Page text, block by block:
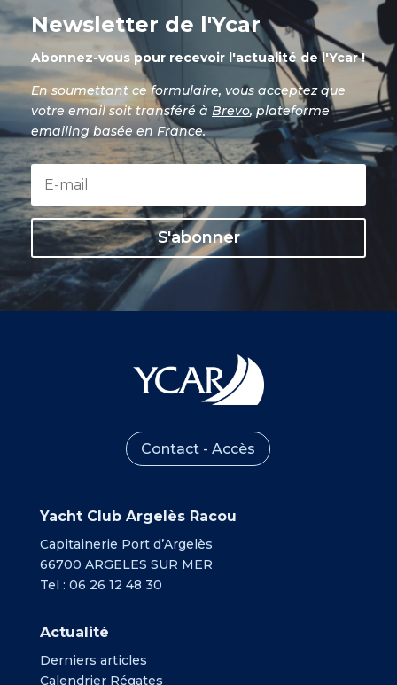
Newsletter de l'Ycar
Abonnez-vous pour recevoir l'actualité de l'Ycar !
En soumettant ce formulaire, vous acceptez que
votre email soit transféré à Brevo, plateforme
emailing basée en France.
S'abonner
Contact - Accès
Yacht Club Argelès Racou
Capitainerie Port d’Argelès
66700 ARGELES SUR MER
Tel : 06 26 12 48 30
Actualité
Derniers articles
Calendrier Régates